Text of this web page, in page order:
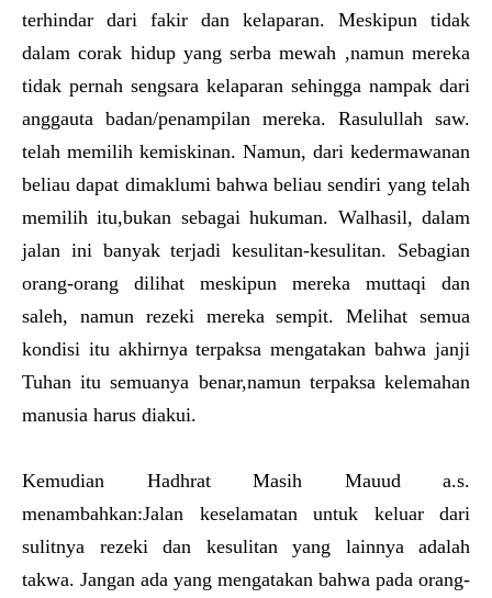
terhindar dari fakir dan kelaparan. Meskipun tidak
dalam corak hidup yang serba mewah ,namun mereka
tidak pernah sengsara kelaparan sehingga nampak dari
anggauta badan/penampilan mereka. Rasulullah saw.
telah memilih kemiskinan. Namun, dari kedermawanan
beliau dapat dimaklumi bahwa beliau sendiri yang telah
memilih itu,bukan sebagai hukuman. Walhasil, dalam
jalan ini banyak terjadi kesulitan-kesulitan. Sebagian
orang-orang dilihat meskipun mereka muttaqi dan
saleh, namun rezeki mereka sempit. Melihat semua
kondisi itu akhirnya terpaksa mengatakan bahwa janji
Tuhan itu semuanya benar,namun terpaksa kelemahan
manusia harus diakui.
Kemudian Hadhrat Masih Mauud a.s.
menambahkan:Jalan keselamatan untuk keluar dari
sulitnya rezeki dan kesulitan yang lainnya adalah
takwa. Jangan ada yang mengatakan bahwa pada orang-